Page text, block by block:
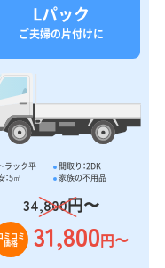
Lパック
ご夫婦の片付けに
ラック平
間取り：2DK
：5㎥
家族の不用品
34,800円〜
ミコミ
価格 31,800円〜